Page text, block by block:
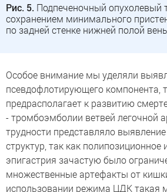
Рис. 5. Подпеченочный опухолевый
сохранением минимального
по задней стенке нижней полой
Особое внимание мы уделяли
псевдофлотирующего компонента,
предрасполагает к развитию
- тромбоэмболии ветвей легочной
трудности представляло
структур, так как полипозиционное
эпигастрия зачастую было
множественные артефакты от
использовании режима ЦДК такая